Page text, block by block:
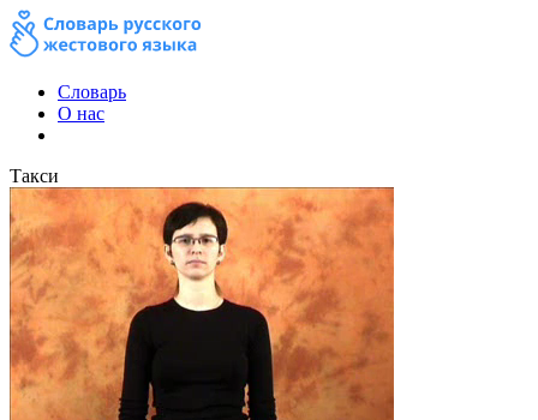
Словарь
О нас
Такси